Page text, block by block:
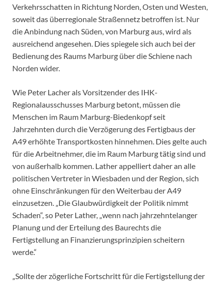
Verkehrsschatten in Richtung Norden, Osten und Westen,
soweit das überregionale Straßennetz betroffen ist. Nur
die Anbindung nach Süden, von Marburg aus, wird als
ausreichend angesehen. Dies spiegele sich auch bei der
Bedienung des Raums Marburg über die Schiene nach
Norden wider.
Wie Peter Lacher als Vorsitzender des IHK-
Regionalausschusses Marburg betont, müssen die
Menschen im Raum Marburg-Biedenkopf seit
Jahrzehnten durch die Verzögerung des Fertigbaus der
A49 erhöhte Transportkosten hinnehmen. Dies gelte auch
für die Arbeitnehmer, die im Raum Marburg tätig sind und
von außerhalb kommen. Lather appelliert daher an alle
politischen Vertreter in Wiesbaden und der Region, sich
ohne Einschränkungen für den Weiterbau der A49
einzusetzen. „Die Glaubwürdigkeit der Politik nimmt
Schaden“, so Peter Lather, „wenn nach jahrzehntelanger
Planung und der Erteilung des Baurechts die
Fertigstellung an Finanzierungsprinzipien scheitern
werde.“
„Sollte der zögerliche Fortschritt für die Fertigstellung der